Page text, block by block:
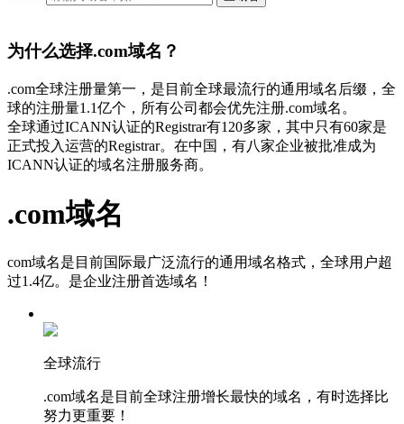
为什么选择.com域名？
.com全球注册量第一，是目前全球最流行的通用域名后缀，全
球的注册量1.1亿个，所有公司都会优先注册.com域名。
全球通过ICANN认证的Registrar有120多家，其中只有60家是
正式投入运营的Registrar。在中国，有八家企业被批准成为
ICANN认证的域名注册服务商。
.com域名
com域名是目前国际最广泛流行的通用域名格式，全球用户超
过1.4亿。是企业注册首选域名！
全球流行
.com域名是目前全球注册增长最快的域名，有时选择比
努力更重要！